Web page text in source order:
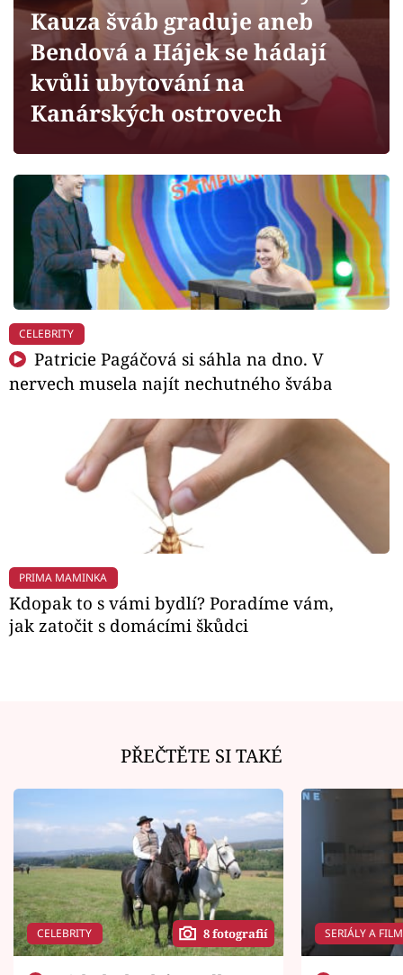
Sledujte prima+
Filmový festival Karlovy Vary
Mámy sobě
Přihlášení
Sledujte nás
Kauza šváb graduje aneb
Bendová a Hájek se hádají
kvůli ubytování na
Kanárských ostrovech
CELEBRITY
Patricie Pagáčová si sáhla na dno. V
nervech musela najít nechutného švába
PRIMA MAMINKA
Kdopak to s vámi bydlí? Poradíme vám,
jak zatočit s domácími škůdci
PŘEČTĚTE SI TAKÉ
CELEBRITY 8 fotografií SERIÁLY A